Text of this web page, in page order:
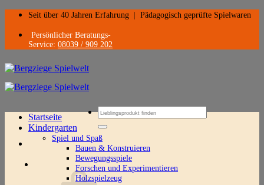
Zum
springen
Seit über 40 Jahren Erfahrung Pädagogisch geprüfte Spielwaren
Persönlicher Beratungs-
Service: 08039 / 909 202
Suchen
nach:
Startseite
Kindergarten
Spiel und Spaß
Bauen & Konstruieren
Bewegungsspiele
Forschen und Experimentieren
Holzspielzeug